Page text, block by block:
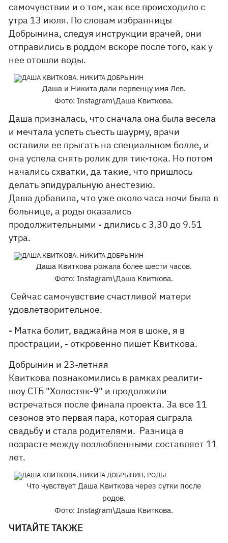
самочувствии и о том, как все происходило с
утра 13 июля. По словам избранницы
Добрынина, следуя инструкции врачей, они
отправились в роддом вскоре после того, как у
нее отошли воды.
Даша и Никита дали первенцу имя Лев.
Фото: Instagram\Даша Квиткова.
Даша призналась, что сначала она была весела
и мечтала успеть съесть шаурму, врачи
оставили ее прыгать на специальном болле, и
она успела снять ролик для тик-тока. Но потом
начались схватки, да такие, что пришлось
делать эпидуральную анестезию.
Даша добавила, что уже около часа ночи была в
больнице, а роды оказались
продолжительными - длились с 3.30 до 9.51
утра.
Даша Квиткова рожала более шести часов.
Фото: Instagram\Даша Квиткова.
Сейчас самочувствие счастливой матери
удовлетворительное.
- Матка болит, ваджайна моя в шоке, я в
прострации, - откровенно пишет Квиткова.
Добрынин и 23-летняя
Квиткова познакомились в рамках реалити-
шоу СТБ "Холостяк-9" и продолжили
встречаться после финала проекта. За все 11
сезонов это первая пара, которая сыграла
свадьбу и стала родителями. Разница в
возрасте между возлюбленными составляет 11
лет.
Что чувствует Даша Квиткова через сутки после
родов.
Фото: Instagram\Даша Квиткова.
ЧИТАЙТЕ ТАКЖЕ